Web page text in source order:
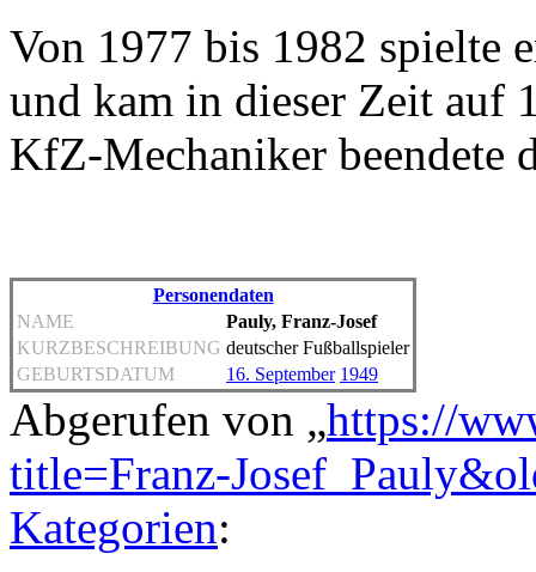
Von 1977 bis 1982 spielte
und kam in dieser Zeit auf
KfZ-Mechaniker beendete
Personendaten
NAME
Pauly, Franz-Josef
KURZBESCHREIBUNG deutscher Fußballspieler
GEBURTSDATUM
16. September 1949
Abgerufen von „https://
title=Franz-
Kategorien: